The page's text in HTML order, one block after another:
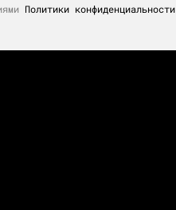
Политики конфиденциальности